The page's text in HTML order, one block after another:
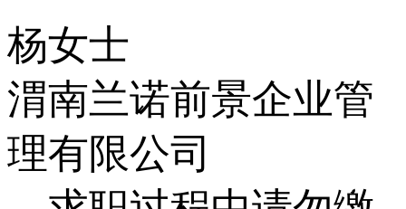
杨女士
渭南兰诺前景企业管
理有限公司